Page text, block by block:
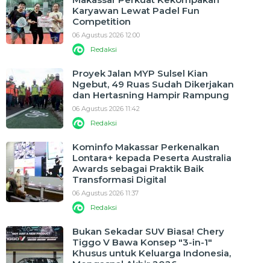
Karyawan Lewat Padel Fun
Competition
06 Agustus 2026 12:00
Redaksi
Proyek Jalan MYP Sulsel Kian
Ngebut, 49 Ruas Sudah Dikerjakan
dan Hertasning Hampir Rampung
06 Agustus 2026 11:42
Redaksi
Kominfo Makassar Perkenalkan
Lontara+ kepada Peserta Australia
Awards sebagai Praktik Baik
Transformasi Digital
06 Agustus 2026 11:37
Redaksi
Bukan Sekadar SUV Biasa! Chery
Tiggo V Bawa Konsep "3-in-1"
Khusus untuk Keluarga Indonesia,